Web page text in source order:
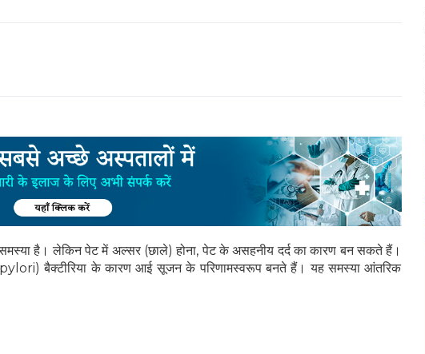
है। लेकिन पेट में अल्सर (छाले) होना, पेट के असहनीय दर्द का कारण बन सकते हैं।
बैक्टीरिया के कारण आई सूजन के परिणामस्वरूप बनते हैं। यह समस्या आंतरिक